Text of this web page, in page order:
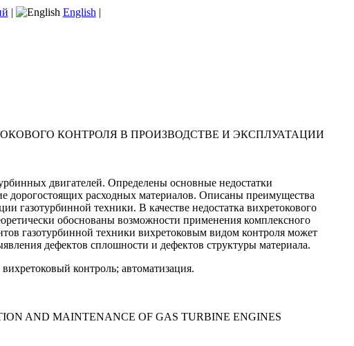
| English |
КОНТРОЛЯ В ПРОИЗВОДСТВЕ И ЭКСПЛУАТАЦИИ
двигателей. Определены основные недостатки
дорогостоящих расходных материалов. Описаны преимущества
газотурбинной техники. В качестве недостатка вихретокового
обоснованы возможности применения комплексного
газотурбинной техники вихретоковым видом контроля может
дефектов сплошности и дефектов структуры материала.
контроль; автоматизация.
AND MAINTENANCE OF GAS TURBINE ENGINES